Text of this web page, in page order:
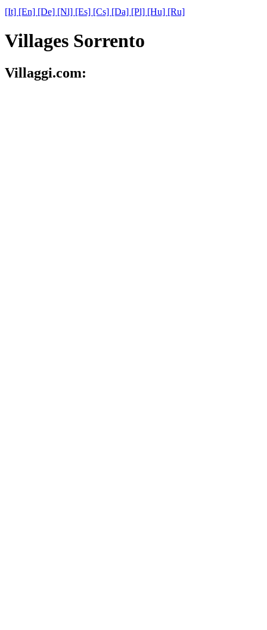
[It] [En] [De] [Nl] [Es] [Cs] [Da] [Pl] [Hu] [Ru]
Villages Sorrento
Villaggi.com: